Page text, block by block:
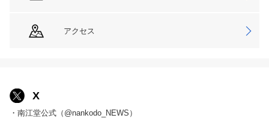
アクセス
X
・南江堂公式（@nankodo_NEWS）